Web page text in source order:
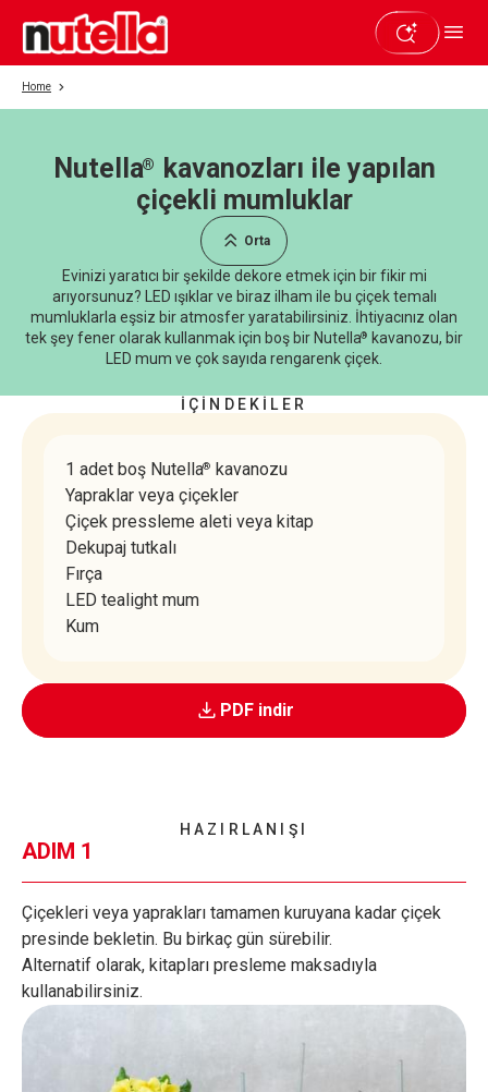
Home
Nutella®
kavanozları ile yapılan
çiçekli mumluklar
Orta
Evinizi yaratıcı bir şekilde dekore etmek için bir fikir mi
arıyorsunuz? LED ışıklar ve biraz ilham ile bu çiçek temalı
mumluklarla eşsiz bir atmosfer yaratabilirsiniz. İhtiyacınız olan
tek şey fener olarak kullanmak için boş bir Nutella® kavanozu, bir
LED mum ve çok sayıda rengarenk çiçek.
Beğendiyseniz paylaşın
İÇİNDEKİLER
1 adet boş Nutella® kavanozu
Yapraklar veya çiçekler
Çiçek pressleme aleti veya kitap
Dekupaj tutkalı
Fırça
LED tealight mum
Kum
PDF indir
HAZIRLANIŞI
ADIM 1
Çiçekleri veya yaprakları tamamen kuruyana kadar çiçek
presinde bekletin. Bu birkaç gün sürebilir.
Alternatif olarak, kitapları presleme maksadıyla
kullanabilirsiniz.